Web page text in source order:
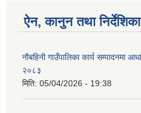
ऐन, कानुन तथा निर्देशिका
नौबहिनी गाउँपालिका कार्य सम्पादनमा
२०८३
मिति: 05/04/2026 - 19:38